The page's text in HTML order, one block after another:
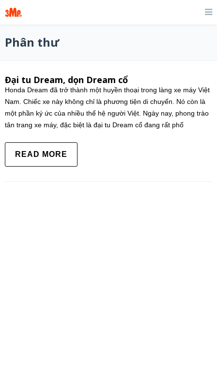
Phân thư
Đại tu Dream, dọn Dream cổ
Honda Dream đã trở thành một huyền thoại trong làng xe máy Việt
Nam. Chiếc xe này không chỉ là phương tiện di chuyển. Nó còn là
một phần ký ức của nhiều thế hệ người Việt. Ngày nay, phong trào
tân trang xe máy, đặc biệt là đại tu Dream cổ đang rất phổ
READ MORE